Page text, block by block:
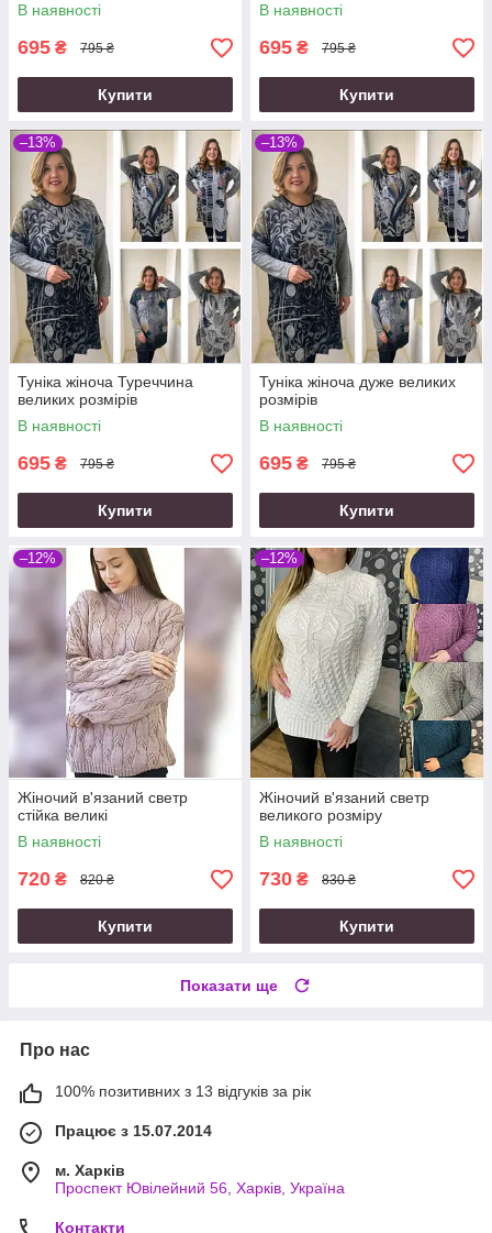
В наявності
695 ₴ 795 ₴
Купити
В наявності
695 ₴ 795 ₴
Купити
–13%
Туніка жіноча Туреччина
великих розмірів
В наявності
695 ₴ 795 ₴
Купити
–13%
Туніка жіноча дуже великих
розмірів
В наявності
695 ₴ 795 ₴
Купити
–12%
Жіночий в'язаний светр
стійка великі
В наявності
720 ₴ 820 ₴
Купити
–12%
Жіночий в'язаний светр
великого розміру
В наявності
730 ₴ 830 ₴
Купити
Показати ще
Про нас
100% позитивних з 13 відгуків за рік
Працює з 15.07.2014
м. Харків
Проспект Ювілейний 56, Харків, Україна
Контакти